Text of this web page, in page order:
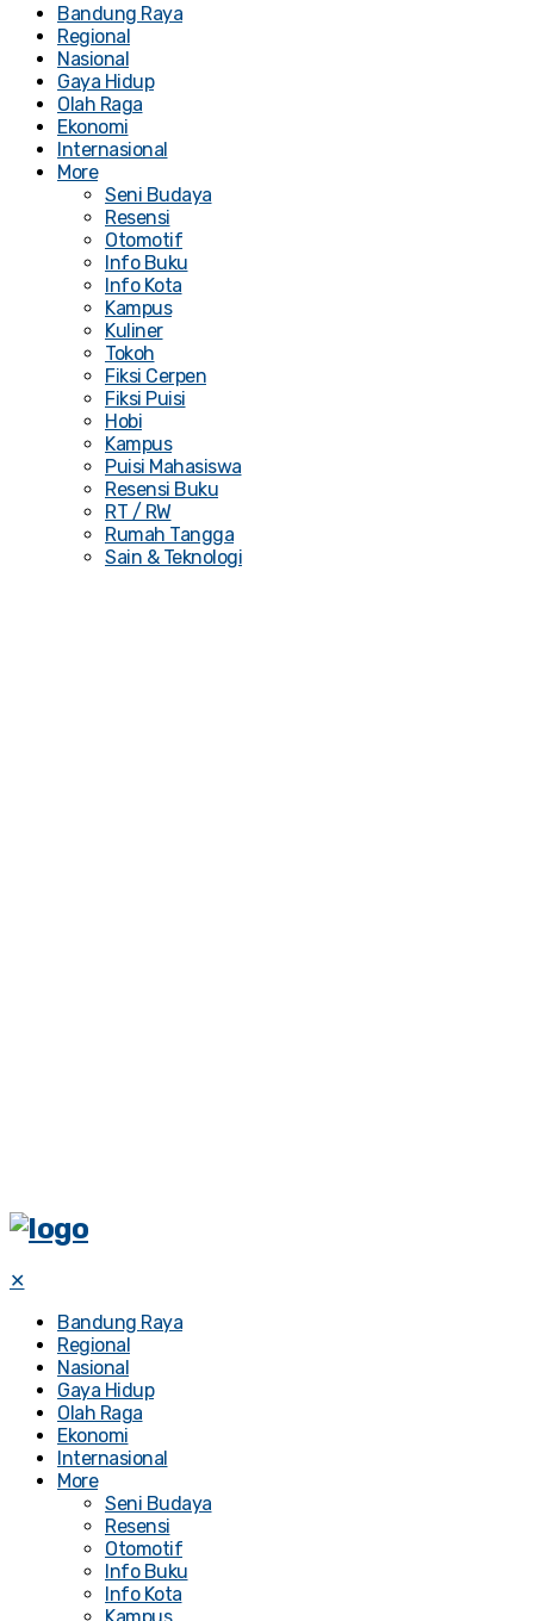
Bandung Raya
Regional
Nasional
Gaya Hidup
Olah Raga
Ekonomi
Internasional
More
Seni Budaya
Resensi
Otomotif
Info Buku
Info Kota
Kampus
Kuliner
Tokoh
Fiksi Cerpen
Fiksi Puisi
Hobi
Kampus
Puisi Mahasiswa
Resensi Buku
RT / RW
Rumah Tangga
Sain & Teknologi
✕
Bandung Raya
Regional
Nasional
Gaya Hidup
Olah Raga
Ekonomi
Internasional
More
Seni Budaya
Resensi
Otomotif
Info Buku
Info Kota
Kampus